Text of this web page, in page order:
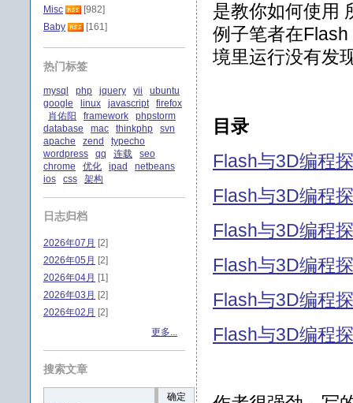
是教你如何使用
例子笔者在
境里运行没有发
目录
Flash与3D编程
Flash与3D编程
Flash与3D编程
Flash与3D编程
Flash与3D编程
Flash与3D编程
Misc
[982]
Baby
[161]
热门标签
mysql php jquery yii
ubuntu
google
linux javascript
firefox
肖佑阳
framework
phpstorm
database
mac thinkphp
svn
apache
zend
typecho
wordpress
qq 连载
seo
chrome
优化 ipad
netbeans
ios
css 架构
日志归档
2026年07月 [2]
2026年05月 [2]
2026年04月 [1]
2026年03月 [2]
2026年02月 [2]
更多...
搜索文章
确定